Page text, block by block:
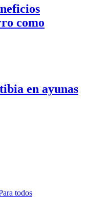
como
en ayunas
todos